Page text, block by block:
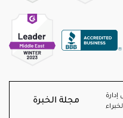
مجلة الخبرة